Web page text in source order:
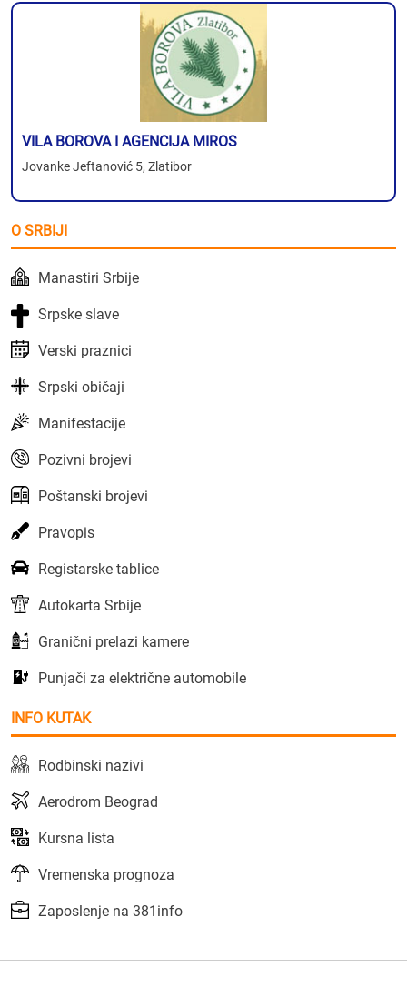
VILA BOROVA I AGENCIJA MIROS
Jovanke Jeftanović 5, Zlatibor
O SRBIJI
Manastiri Srbije
Srpske slave
Verski praznici
Srpski običaji
Manifestacije
Pozivni brojevi
Poštanski brojevi
Pravopis
Registarske tablice
Autokarta Srbije
Granični prelazi kamere
Punjači za električne automobile
INFO KUTAK
Rodbinski nazivi
Aerodrom Beograd
Kursna lista
Vremenska prognoza
Zaposlenje na 381info